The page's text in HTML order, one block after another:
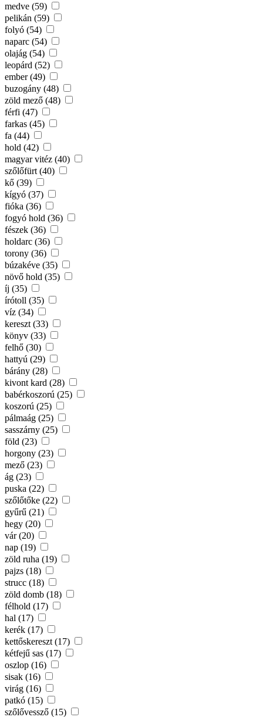
medve (59)
pelikán (59)
folyó (54)
naparc (54)
olajág (54)
leopárd (52)
ember (49)
buzogány (48)
zöld mező (48)
férfi (47)
farkas (45)
fa (44)
hold (42)
magyar vitéz (40)
szőlőfürt (40)
kő (39)
kígyó (37)
fióka (36)
fogyó hold (36)
fészek (36)
holdarc (36)
torony (36)
búzakéve (35)
növő hold (35)
íj (35)
írótoll (35)
víz (34)
kereszt (33)
könyv (33)
felhő (30)
hattyú (29)
bárány (28)
kivont kard (28)
babérkoszorú (25)
koszorú (25)
pálmaág (25)
sasszárny (25)
föld (23)
horgony (23)
mező (23)
ág (23)
puska (22)
szőlőtőke (22)
gyűrű (21)
hegy (20)
vár (20)
nap (19)
zöld ruha (19)
pajzs (18)
strucc (18)
zöld domb (18)
félhold (17)
hal (17)
kerék (17)
kettőskereszt (17)
kétfejű sas (17)
oszlop (16)
sisak (16)
virág (16)
patkó (15)
szőlővessző (15)